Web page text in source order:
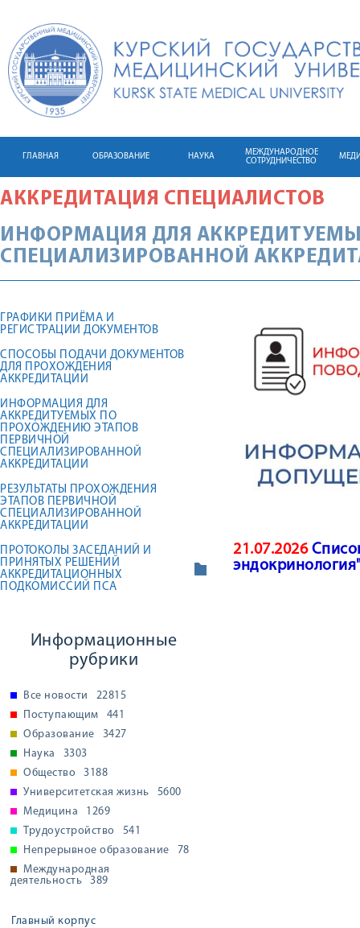
ГЛАВНАЯ ОБРАЗОВАНИЕ НАУКА
МЕЖДУНАРОДНОЕ
СОТРУДНИЧЕСТВО
АККРЕДИТАЦИЯ СПЕЦИАЛИСТОВ
ИНФОРМАЦИЯ ДЛЯ
СПЕЦИАЛИЗИРОВАННОЙ
ГРАФИКИ ПРИЁМА И
РЕГИСТРАЦИИ ДОКУМЕНТОВ
СПОСОБЫ ПОДАЧИ ДОКУМЕНТОВ
ДЛЯ ПРОХОЖДЕНИЯ
АККРЕДИТАЦИИ
ИНФОРМАЦИЯ ДЛЯ
АККРЕДИТУЕМЫХ ПО
ПРОХОЖДЕНИЮ ЭТАПОВ
ПЕРВИЧНОЙ
СПЕЦИАЛИЗИРОВАННОЙ
АККРЕДИТАЦИИ
РЕЗУЛЬТАТЫ ПРОХОЖДЕНИЯ
ЭТАПОВ ПЕРВИЧНОЙ
СПЕЦИАЛИЗИРОВАННОЙ
АККРЕДИТАЦИИ
ПРОТОКОЛЫ ЗАСЕДАНИЙ И
ПРИНЯТЫХ РЕШЕНИЙ
АККРЕДИТАЦИОННЫХ
ПОДКОМИССИЙ ПСА
Информационные
рубрики
Все новости
22815
Поступающим
441
Образование
3427
Наука
3303
Общество
3188
Университетская жизнь
5600
Медицина
1269
Трудоустройство
541
Непрерывное образование
78
Международная
деятельность
389
Главный корпус
21.07.2026